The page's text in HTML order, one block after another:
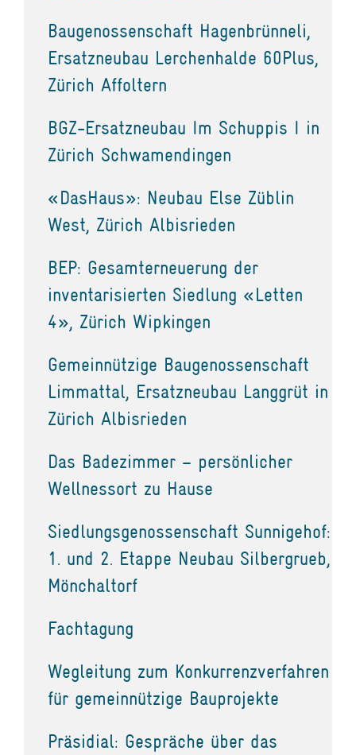
Baugenossenschaft Hagenbrünneli,
Ersatzneubau Lerchenhalde 60Plus,
Zürich Affoltern
BGZ-Ersatzneubau Im Schuppis I in
Zürich Schwamendingen
«DasHaus»: Neubau Else Züblin
West, Zürich Albisrieden
BEP: Gesamterneuerung der
inventarisierten Siedlung «Letten
4», Zürich Wipkingen
Gemeinnützige Baugenossenschaft
Limmattal, Ersatzneubau Langgrüt in
Zürich Albisrieden
Das Badezimmer – persönlicher
Wellnessort zu Hause
Siedlungsgenossenschaft Sunnigehof:
1. und 2. Etappe Neubau Silbergrueb,
Mönchaltorf
Fachtagung
Wegleitung zum Konkurrenzverfahren
für gemeinnützige Bauprojekte
Präsidial: Gespräche über das